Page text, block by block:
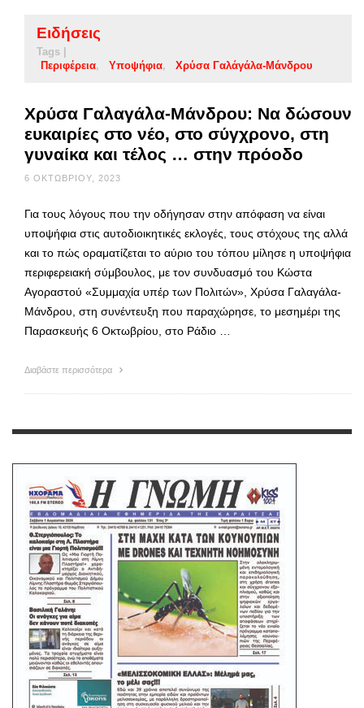
Ειδήσεις
Tags |
Περιφέρεια
Υποψήφια Χρύσα Γαλάγάλα-Μάνδρου
Χρύσα Γαλαγάλα-Μάνδρου: Να δώσουν
ευκαιρίες στο νέο, στο σύγχρονο, στη
γυναίκα και τέλος … στην πρόοδο
6 ΟΚΤΩΒΡΊΟΥ, 2023
Για τους λόγους που την οδήγησαν στην απόφαση να είναι
υποψήφια στις αυτοδιοικητικές εκλογές, τους στόχους της αλλά
και το πώς οραματίζεται το αύριο του τόπου μίλησε η υποψήφια
περιφερειακή σύμβουλος, με τον συνδυασμό του Κώστα
Αγοραστού «Συμμαχία υπέρ των Πολιτών», Χρύσα Γαλαγάλα-
Μάνδρου, στη συνέντευξη που παραχώρησε, το μεσημέρι της
Παρασκευής 6 Οκτωβρίου, στο Ράδιο …
Διαβάστε περισσότερα